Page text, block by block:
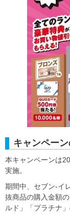
キャンペー
本キャンペーンは
実施。
期間中、セブン‐イ
抜商品の購入金額
ルド」「プラチナ